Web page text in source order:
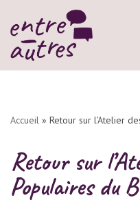
Aller
au
contenu
Accueil » Retour sur l’Atelier
Retour sur
Populaires du